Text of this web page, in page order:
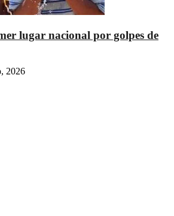
lugar nacional por golpes de
2026